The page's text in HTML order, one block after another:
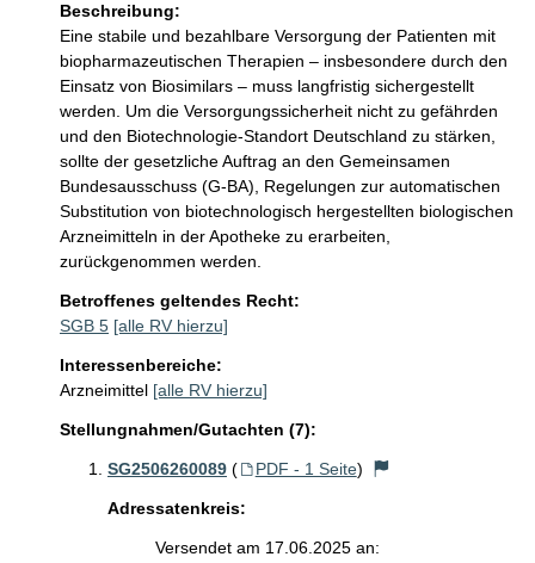
Beschreibung:
Eine stabile und bezahlbare Versorgung der Patienten mit
biopharmazeutischen Therapien – insbesondere durch den
Einsatz von Biosimilars – muss langfristig sichergestellt
werden. Um die Versorgungssicherheit nicht zu gefährden
und den Biotechnologie-Standort Deutschland zu stärken,
sollte der gesetzliche Auftrag an den Gemeinsamen
Bundesausschuss (G-BA), Regelungen zur automatischen
Substitution von biotechnologisch hergestellten biologischen
Arzneimitteln in der Apotheke zu erarbeiten,
zurückgenommen werden.
Betroffenes geltendes Recht:
SGB 5 [alle RV hierzu]
Interessenbereiche:
Arzneimittel [alle RV hierzu]
Stellungnahmen/Gutachten (7):
SG2506260089 ( PDF - 1 Seite)
Adressatenkreis:
Versendet am 17.06.2025 an: